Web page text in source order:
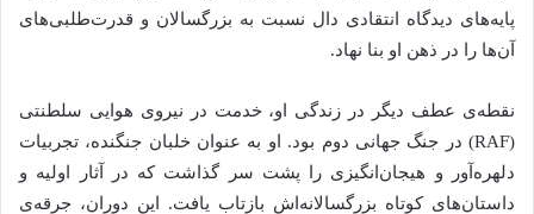
پایه‌های دیدگاه انتقادی دال نسبت به بزرگسالان و قدرت‌طلبی‌های
آن‌ها را در ذهن او بنا نهاد.
نقطه‌ی عطف دیگر در زندگی او، خدمت در نیروی هوایی سلطنتی
(RAF) در جنگ جهانی دوم بود. او به عنوان خلبان جنگنده، تجربیات
دلهره‌آور و هیجان‌انگیزی را پشت سر گذاشت که در آثار اولیه و
داستان‌های کوتاه بزرگسالانه‌اش بازتاب یافت. این دوران، جرقه‌ی